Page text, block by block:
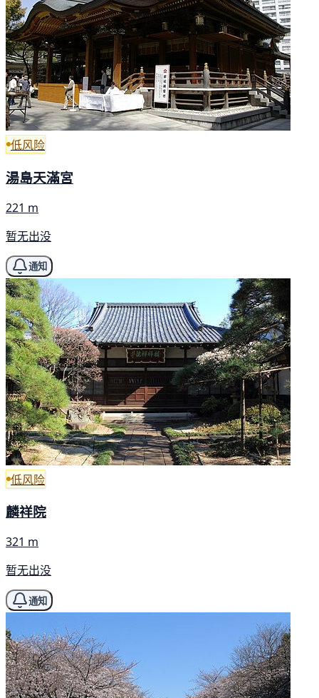
低风险
湯島天滿宮
221 m
暂无出没
通知
低风险
麟祥院
321 m
暂无出没
通知